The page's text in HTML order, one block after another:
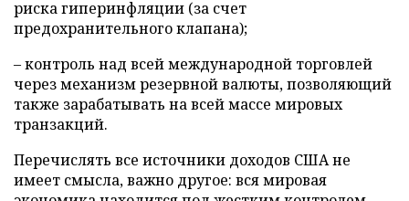
риска гиперинфляции (за счет
предохранительного клапана);
– контроль над всей международной торговлей
через механизм резервной валюты, позволяющий
также зарабатывать на всей массе мировых
транзакций.
Перечислять все источники доходов США не
имеет смысла, важно другое: вся мировая